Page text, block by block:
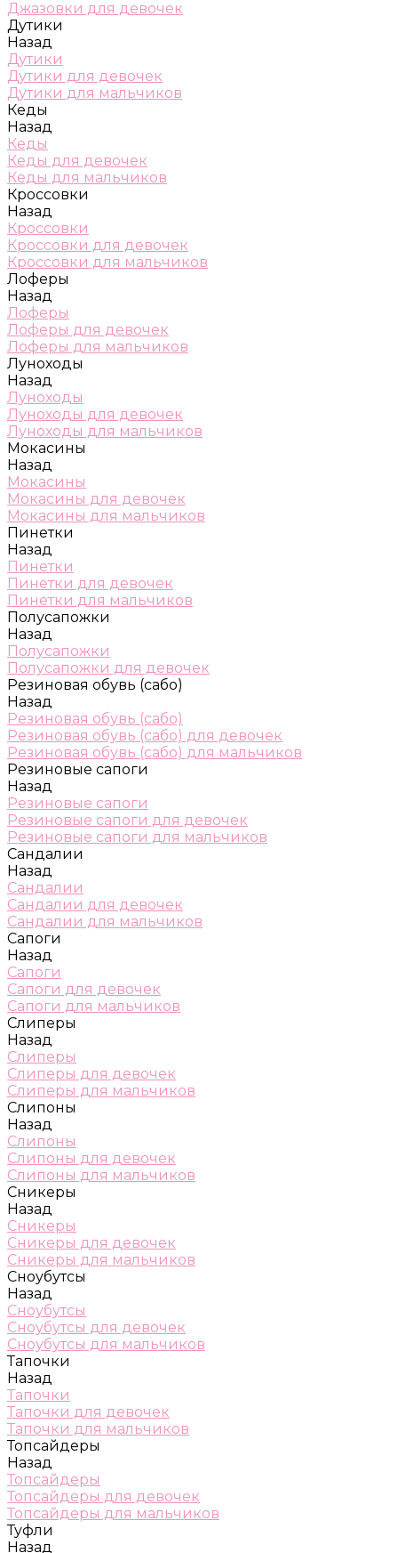
Джазовки для девочек
Дутики
Назад
Дутики
Дутики для девочек
Дутики для мальчиков
Кеды
Назад
Кеды
Кеды для девочек
Кеды для мальчиков
Кроссовки
Назад
Кроссовки
Кроссовки для девочек
Кроссовки для мальчиков
Лоферы
Назад
Лоферы
Лоферы для девочек
Лоферы для мальчиков
Луноходы
Назад
Луноходы
Луноходы для девочек
Луноходы для мальчиков
Мокасины
Назад
Мокасины
Мокасины для девочек
Мокасины для мальчиков
Пинетки
Назад
Пинетки
Пинетки для девочек
Пинетки для мальчиков
Полусапожки
Назад
Полусапожки
Полусапожки для девочек
Резиновая обувь (сабо)
Назад
Резиновая обувь (сабо)
Резиновая обувь (сабо) для девочек
Резиновая обувь (сабо) для мальчиков
Резиновые сапоги
Назад
Резиновые сапоги
Резиновые сапоги для девочек
Резиновые сапоги для мальчиков
Сандалии
Назад
Сандалии
Сандалии для девочек
Сандалии для мальчиков
Сапоги
Назад
Сапоги
Сапоги для девочек
Сапоги для мальчиков
Слиперы
Назад
Слиперы
Слиперы для девочек
Слиперы для мальчиков
Слипоны
Назад
Слипоны
Слипоны для девочек
Слипоны для мальчиков
Сникеры
Назад
Сникеры
Сникеры для девочек
Сникеры для мальчиков
Сноубутсы
Назад
Сноубутсы
Сноубутсы для девочек
Сноубутсы для мальчиков
Тапочки
Назад
Тапочки
Тапочки для девочек
Тапочки для мальчиков
Топсайдеры
Назад
Топсайдеры
Топсайдеры для девочек
Топсайдеры для мальчиков
Туфли
Назад